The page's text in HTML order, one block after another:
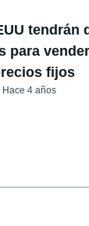
tendrán
para
fijos
Hace 4 años